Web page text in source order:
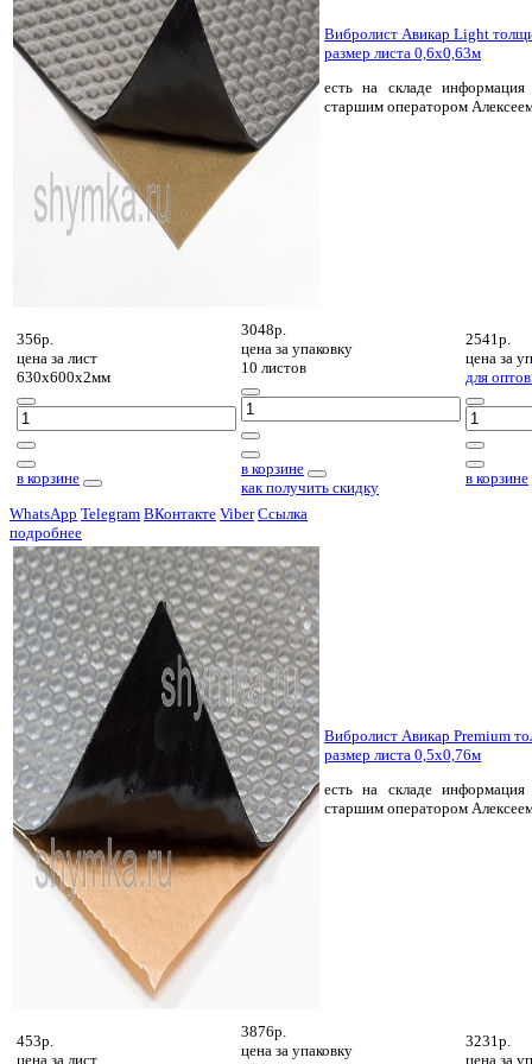
Вибролист Авикар Light
размер листа 0,6х0,63м
есть на складе информация
старшим оператором
356р.
цена за лист
630х600х2мм
в корзине
3048р.
цена за упаковку
10 листов
в корзине
как получить скидку
2541р.
цена за
для
в корзине
WhatsApp Telegram ВКонтакте Viber Ссылка
подробнее
Вибролист Авикар Premium
размер листа 0,5х0,76м
есть на складе информация
старшим оператором
453р.
цена за лист
3876р.
цена за упаковку
3231р.
цена за